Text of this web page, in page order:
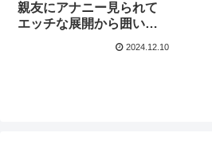
親友にアナニー見られて
エッチな展開から囲い込
【SORAMAMETの漫画】
2024.12.10